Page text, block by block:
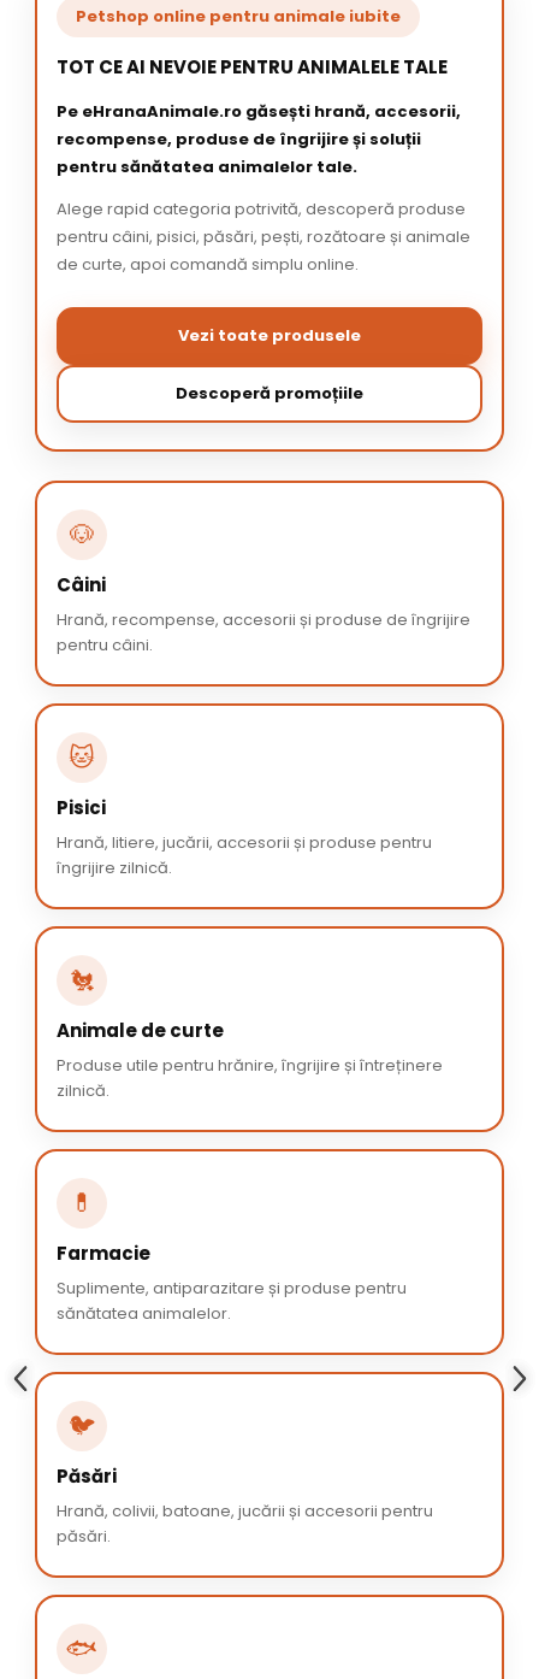
Petshop online pentru animale iubite
TOT CE AI NEVOIE PENTRU ANIMALELE TALE
Pe eHranaAnimale.ro găsești hrană, accesorii,
recompense, produse de îngrijire și soluții
pentru sănătatea animalelor tale.
Alege rapid categoria potrivită, descoperă produse
pentru câini, pisici, păsări, pești, rozătoare și animale
de curte, apoi comandă simplu online.
Vezi toate produsele
Descoperă promoțiile
🐶
Câini
Hrană, recompense, accesorii și produse de îngrijire
pentru câini.
🐱
Pisici
Hrană, litiere, jucării, accesorii și produse pentru
îngrijire zilnică.
🐔
Animale de curte
Produse utile pentru hrănire, îngrijire și întreținere
zilnică.
💊
Farmacie
Suplimente, antiparazitare și produse pentru
sănătatea animalelor.
🐦
Păsări
Hrană, colivii, batoane, jucării și accesorii pentru
păsări.
🐟